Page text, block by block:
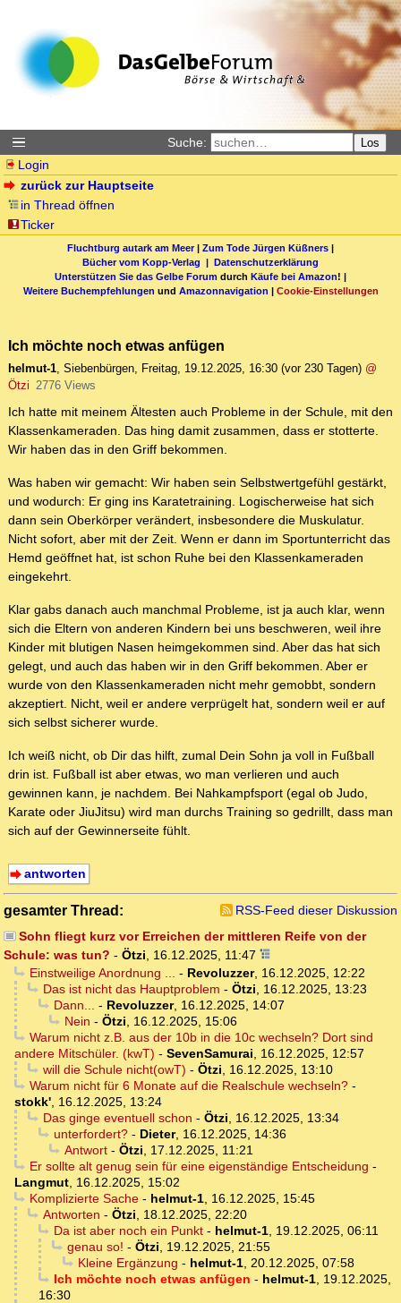
Suche: Los
Login
zurück zur Hauptseite
in Thread öffnen
Ticker
Fluchtburg autark am Meer| Zum Tode Jürgen Küßners |
Bücher vom Kopp-Verlag | Datenschutzerklärung
Unterstützen Sie das Gelbe Forum durch Käufe bei Amazon! |
Weitere Buchempfehlungen und Amazonnavigation | Cookie-Einstellungen
Ich möchte noch etwas anfügen
helmut-1, Siebenbürgen, Freitag, 19.12.2025, 16:30 (vor 230 Tagen) @
Ötzi 2776 Views
Ich hatte mit meinem Ältesten auch Probleme in der Schule, mit den
Klassenkameraden. Das hing damit zusammen, dass er stotterte.
Wir haben das in den Griff bekommen.
Was haben wir gemacht: Wir haben sein Selbstwertgefühl gestärkt,
und wodurch: Er ging ins Karatetraining. Logischerweise hat sich
dann sein Oberkörper verändert, insbesondere die Muskulatur.
Nicht sofort, aber mit der Zeit. Wenn er dann im Sportunterricht das
Hemd geöffnet hat, ist schon Ruhe bei den Klassenkameraden
eingekehrt.
Klar gabs danach auch manchmal Probleme, ist ja auch klar, wenn
sich die Eltern von anderen Kindern bei uns beschweren, weil ihre
Kinder mit blutigen Nasen heimgekommen sind. Aber das hat sich
gelegt, und auch das haben wir in den Griff bekommen. Aber er
wurde von den Klassenkameraden nicht mehr gemobbt, sondern
akzeptiert. Nicht, weil er andere verprügelt hat, sondern weil er auf
sich selbst sicherer wurde.
Ich weiß nicht, ob Dir das hilft, zumal Dein Sohn ja voll in Fußball
drin ist. Fußball ist aber etwas, wo man verlieren und auch
gewinnen kann, je nachdem. Bei Nahkampfsport (egal ob Judo,
Karate oder JiuJitsu) wird man durchs Training so gedrillt, dass man
sich auf der Gewinnerseite fühlt.
antworten
gesamter Thread:
RSS-Feed dieser Diskussion
Sohn fliegt kurz vor Erreichen der mittleren Reife von der
Schule: was tun? - Ötzi, 16.12.2025, 11:47
Einstweilige Anordnung ... - Revoluzzer, 16.12.2025, 12:22
Das ist nicht das Hauptproblem - Ötzi, 16.12.2025, 13:23
Dann... - Revoluzzer, 16.12.2025, 14:07
Nein - Ötzi, 16.12.2025, 15:06
Warum nicht z.B. aus der 10b in die 10c wechseln? Dort sind
andere Mitschüler. (kwT) - SevenSamurai, 16.12.2025, 12:57
will die Schule nicht(owT) - Ötzi, 16.12.2025, 13:10
Warum nicht für 6 Monate auf die Realschule wechseln?-
stokk', 16.12.2025, 13:24
Das ginge eventuell schon - Ötzi, 16.12.2025, 13:34
unterfordert?- Dieter, 16.12.2025, 14:36
Antwort- Ötzi, 17.12.2025, 11:21
Er sollte alt genug sein für eine eigenständige Entscheidung -
Langmut, 16.12.2025, 15:02
Komplizierte Sache- helmut-1, 16.12.2025, 15:45
Antworten - Ötzi, 18.12.2025, 22:20
Da ist aber noch ein Punkt- helmut-1, 19.12.2025, 06:11
genau so! - Ötzi, 19.12.2025, 21:55
Kleine Ergänzung - helmut-1, 20.12.2025, 07:58
Ich möchte noch etwas anfügen - helmut-1, 19.12.2025,
16:30